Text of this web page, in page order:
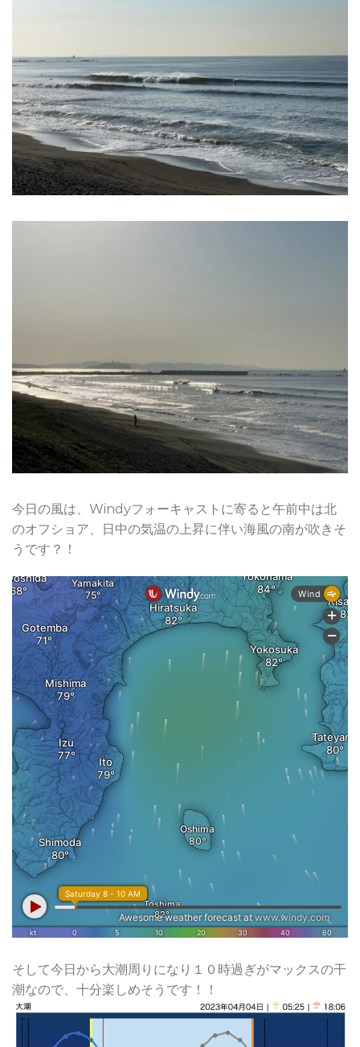
今日の風は、Windyフォーキャストに寄ると午前中は北
のオフショア、日中の気温の上昇に伴い海風の南が吹きそ
うです？！
そして今日から大潮周りになり１０時過ぎがマックスの干
潮なので、十分楽しめそうです！！